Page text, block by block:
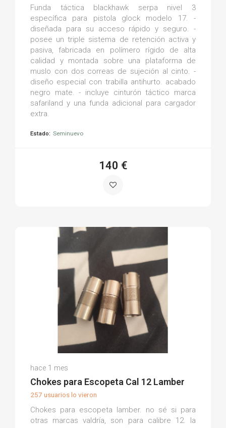
Funda táctica blackhawk serpa nivel 3
específica para pistola glock modelo 17. -
diseñada para su acceso rápido y seguro. -
posee un triple sistema de retención activa y
pasiva, fabricada en polímero rígido de alta
calidad y montada sobre una plataforma de
muslo con dos correas de sujeción al cinto. -
diseño especial con trabilla antihurto. acabado
negro mate. - incluye cinturón táctico marca
safariland y una funda adicional para cargador
extra.
Estado: Seminuevo
140 €
hace 1 mes
Chokes para Escopeta Cal 12 Lamber
257 usuarios lo vieron
Chokes para escopeta lamber. no sé si para
otras marcas valdría, son para calibre 12. la